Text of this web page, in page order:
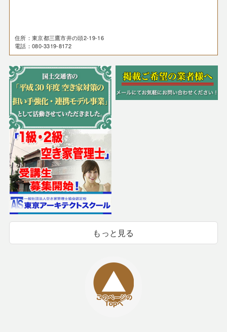
住所：東京都三鷹市井の頭2-19-16
電話：080-3319-8172
もっと見る